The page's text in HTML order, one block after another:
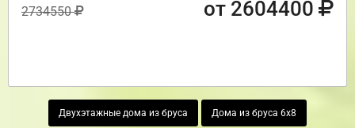
2734550 от 2604400
Двухэтажные дома из бруса Дома из бруса 6х8